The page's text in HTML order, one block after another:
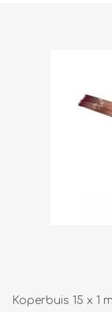
Koperbuis 15 x 1